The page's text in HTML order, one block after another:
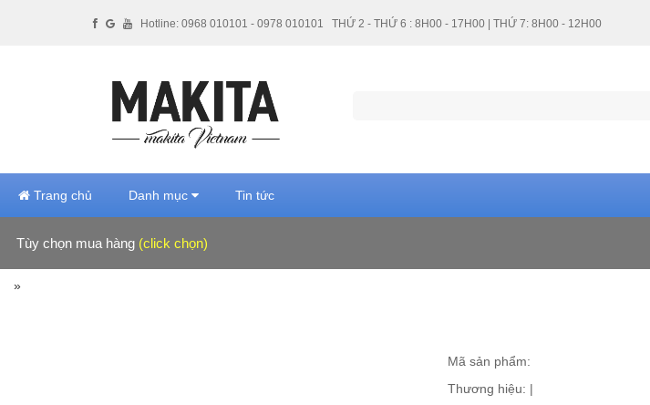
Trang chủ Danh mục Tin tức
Tùy chọn mua hàng (click chọn)
»
Mã sản phẩm:
Thương hiệu: |
Hotline: 0968 010101 - 0978 010101 THỨ 2 - THỨ 6 : 8H00 - 17H00 | THỨ 7: 8H00 - 12H00